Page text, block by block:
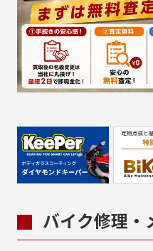
バイク修理・